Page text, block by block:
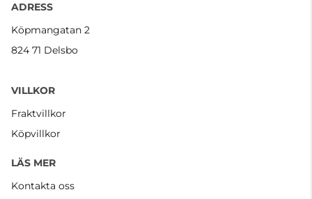
ADRESS
Köpmangatan 2
824 71 Delsbo
VILLKOR
Fraktvillkor
Köpvillkor
LÄS MER
Kontakta oss